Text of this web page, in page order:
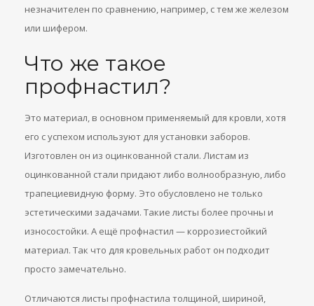
незначителен по сравнению, например, с тем же железом
или шифером.
Что же такое
профнастил?
Это материал, в основном применяемый для кровли, хотя
его с успехом используют для установки заборов.
Изготовлен он из оцинкованной стали. Листам из
оцинкованной стали придают либо волнообразную, либо
трапециевидную форму. Это обусловлено не только
эстетическими задачами. Такие листы более прочны и
износостойки. А ещё профнастил — коррозиестойкий
материал. Так что для кровельных работ он подходит
просто замечательно.
Отличаются листы профнастила толщиной, шириной,